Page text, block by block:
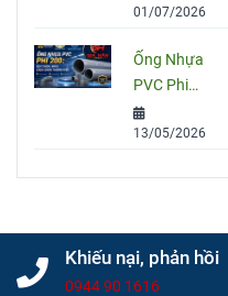
ống HDPE
thuật
01/07/2026
Ống Nhựa
PVC Phi
200: Quy
Cách, Giá
Trình
13/05/2026
Khiếu nại, phản hồi
0944 90 1616